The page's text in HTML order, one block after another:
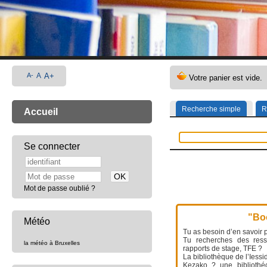
Recherche simple
Tu as besoin d’en savoir
Tu recherches des
rapports de stage, TFE ?
La bibliothèque de
Kezako ? une
A- A A+
Accueil
Se connecter
Mot de passe oublié ?
Météo
la météo à Bruxelles